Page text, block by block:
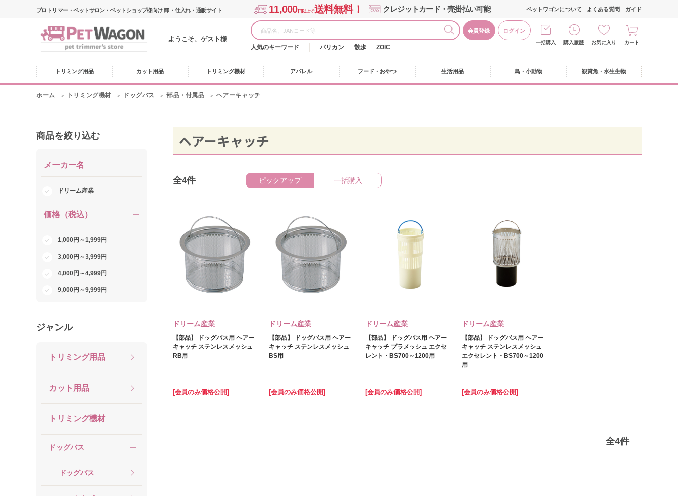
プロトリマー・ペットサロン・ペットショップ様向け 卸・仕入れ・通販サイト 11,000円以上で送料無料！ クレジットカード・売掛払い可能
ようこそ、ゲスト様
会員登録 ログイン
人気のキーワード バリカン 散歩 ZOIC
ペットワゴンについて よくある質問 ガイド
一括購入 購入履歴 お気に入り カート
トリミング用品 カット用品 トリミング機材 アパレル フード・おやつ 生活用品 鳥・小動物 観賞魚・水生生物
ホーム トリミング機材 ドッグバス 部品・付属品 ヘアーキャッチ
商品を絞り込む
メーカー名
ドリーム産業
価格（税込）
1,000円～1,999円
3,000円～3,999円
4,000円～4,999円
9,000円～9,999円
ジャンル
トリミング用品
カット用品
トリミング機材
ドッグバス
ドッグバス
ヘアーキャッチ
全4件 ピックアップ 一括購入
ドリーム産業
【部品】 ドッグバス用 ヘアー
キャッチ ステンレスメッシュ
RB用
[会員のみ価格公開]
ドリーム産業
【部品】 ドッグバス用 ヘアー
キャッチ ステンレスメッシュ
BS用
[会員のみ価格公開]
ドリーム産業
【部品】 ドッグバス用 ヘアー
キャッチ プラメッシュ エクセ
レント・BS700～1200用
[会員のみ価格公開]
ドリーム産業
【部品】 ドッグバス用 ヘアー
キャッチ ステンレスメッシュ
エクセレント・BS700～1200
用
[会員のみ価格公開]
全4件